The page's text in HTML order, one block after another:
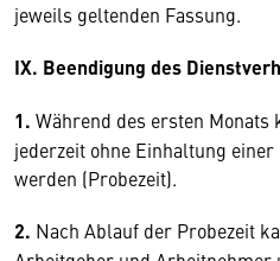
jeweils geltenden Fassung.
IX. Beendigung des
1. Während des ersten
jederzeit ohne Einhaltung
werden (Probezeit).
2. Nach Ablauf der Probezeit